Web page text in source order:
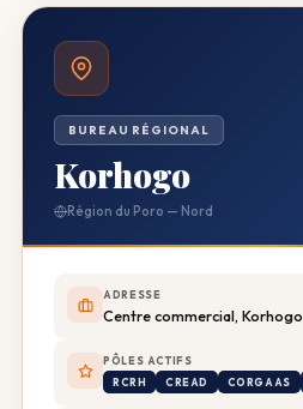
BUREAU RÉGIONAL
Korhogo
Région du Poro — Nord
ADRESSE
Centre commercial, Korhogo
PÔLES ACTIFS
RCRH
CREAD CORGAAS